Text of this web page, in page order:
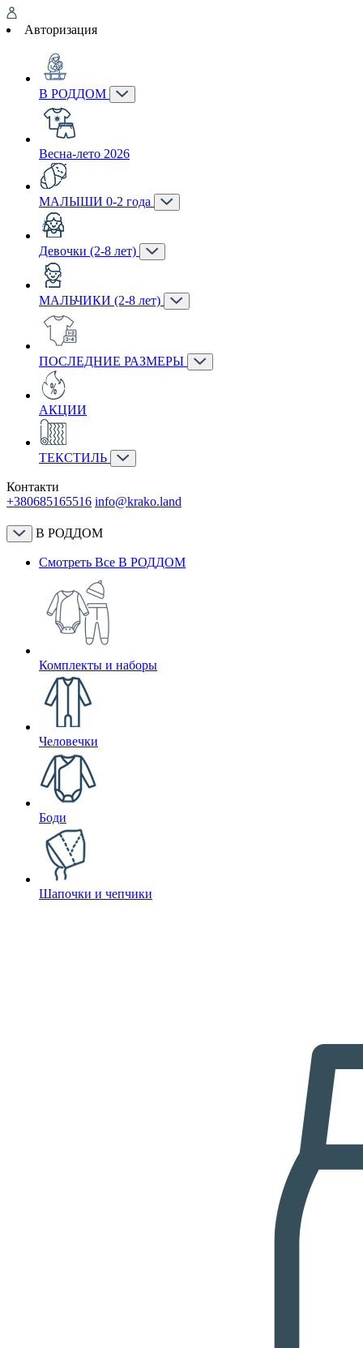
Авторизация
В РОДДОМ
Весна-лето 2026
МАЛЫШИ 0-2 года
Девочки (2-8 лет)
МАЛЬЧИКИ (2-8 лет)
ПОСЛЕДНИЕ РАЗМЕРЫ
АКЦИИ
ТЕКСТИЛЬ
Контакти
+380685165516 info@krako.land
В РОДДОМ
Смотреть Все В РОДДОМ
Комплекты и наборы
Человечки
Боди
Шапочки и чепчики